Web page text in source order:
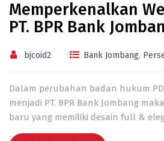
Memperkenalkan
PT. BPR Bank
bjcoid2 Bank Jombang,
Dalam perubahan badan hukum
menjadi PT. BPR Bank Jombang
baru yang memiliki desain full &